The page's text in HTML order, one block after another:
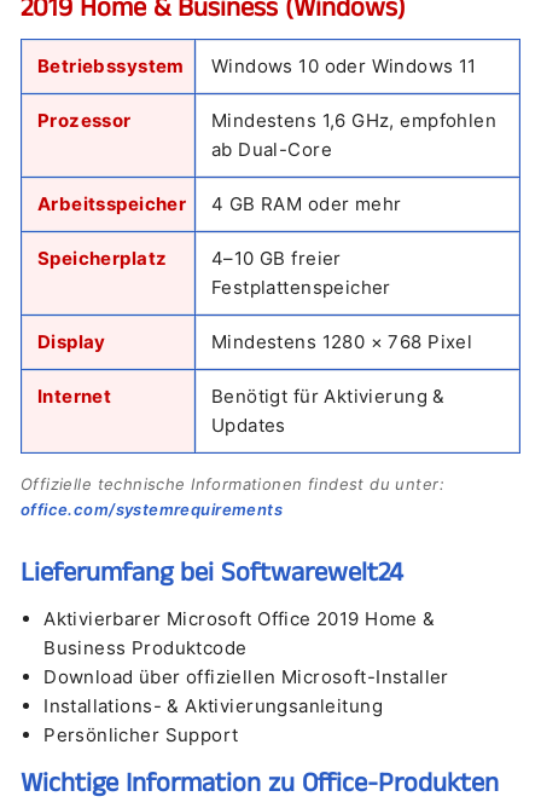
2019 Home & Business (Windows)
Betriebssystem Windows 10 oder Windows 11
Prozessor
Mindestens 1,6 GHz, empfohlen
ab Dual-Core
Arbeitsspeicher 4 GB RAM oder mehr
Speicherplatz
4–10 GB freier
Festplattenspeicher
Display Mindestens 1280 × 768 Pixel
Internet
Benötigt für Aktivierung &
Updates
Offizielle technische Informationen findest du unter:
office.com/systemrequirements
Lieferumfang bei Softwarewelt24
Aktivierbarer Microsoft Office 2019 Home &
Business Produktcode
Download über offiziellen Microsoft-Installer
Installations- & Aktivierungsanleitung
Persönlicher Support
Wichtige Information zu Office-Produkten